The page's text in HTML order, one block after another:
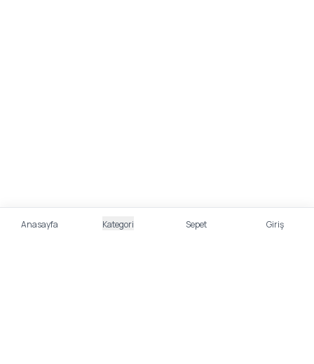
Anasayfa Kategori Sepet Giriş